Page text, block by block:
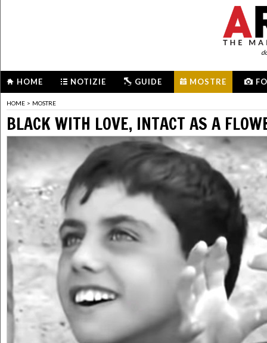
HOME NOTIZIE GUIDE MOSTRE
HOME > MOSTRE
BLACK WITH LOVE, INTACT AS A